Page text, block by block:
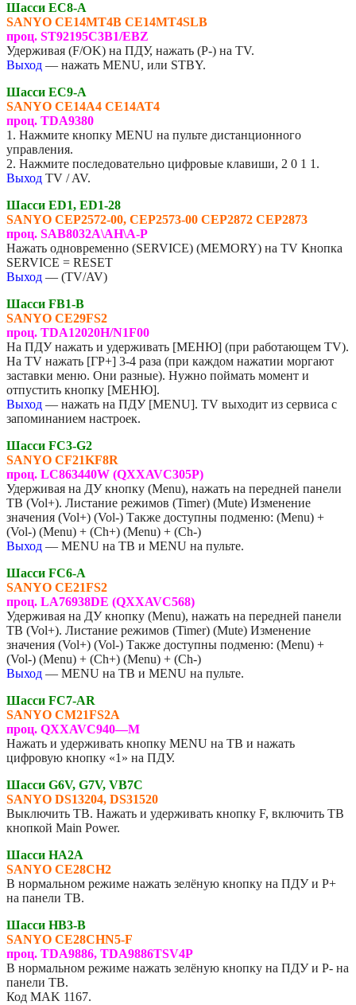
Шасси EC8-A
SANYO CE14MT4B CE14MT4SLB
проц. ST92195C3B1/EBZ
Удерживая (F/OK) на ПДУ, нажать (P-) на TV.
Выход — нажать MENU, или STBY.
Шасси EC9-A
SANYO CE14A4 CE14AT4
проц. TDA9380
1. Нажмите кнопку MENU на пульте дистанционного
управления.
2. Нажмите последовательно цифровые клавиши, 2 0 1 1.
Выход TV / AV.
Шасси ED1, ED1-28
SANYO CEP2572-00, CEP2573-00 CEP2872 CEP2873
проц. SAB8032A\AH\A-P
Нажать одновременно (SERVICE) (MEMORY) на TV Кнопка
SERVICE = RESET
Выход — (TV/AV)
Шасси FB1-B
SANYO CE29FS2
проц. TDA12020H/N1F00
На ПДУ нажать и удерживать [МЕНЮ] (при работающем TV).
На TV нажать [ГР+] 3-4 раза (при каждом нажатии моргают
заставки меню. Они разные). Нужно поймать момент и
отпустить кнопку [МЕНЮ].
Выход — нажать на ПДУ [MENU]. TV выходит из сервиса с
запоминанием настроек.
Шасси FC3-G2
SANYO CF21KF8R
проц. LC863440W (QXXAVC305P)
Удерживая на ДУ кнопку (Menu), нажать на передней панели
ТВ (Vol+). Листание режимов (Timer) (Mute) Изменение
значения (Vol+) (Vol-) Также доступны подменю: (Menu) +
(Vol-) (Menu) + (Ch+) (Menu) + (Ch-)
Выход — MENU на ТВ и MENU на пульте.
Шасси FC6-A
SANYO CE21FS2
проц. LA76938DE (QXXAVC568)
Удерживая на ДУ кнопку (Menu), нажать на передней панели
ТВ (Vol+). Листание режимов (Timer) (Mute) Изменение
значения (Vol+) (Vol-) Также доступны подменю: (Menu) +
(Vol-) (Menu) + (Ch+) (Menu) + (Ch-)
Выход — MENU на ТВ и MENU на пульте.
Шасси FC7-AR
SANYO CM21FS2A
проц. QXXAVC940—M
Нажать и удерживать кнопку MENU на ТВ и нажать
цифровую кнопку «1» на ПДУ.
Шасси G6V, G7V, VB7C
SANYO DS13204, DS31520
Выключить ТВ. Нажать и удерживать кнопку F, включить ТВ
кнопкой Main Power.
Шасси HA2A
SANYO CE28CH2
В нормальном режиме нажать зелёную кнопку на ПДУ и P+
на панели ТВ.
Шасси HB3-B
SANYO CE28CHN5-F
проц. TDA9886, TDA9886TSV4P
В нормальном режиме нажать зелёную кнопку на ПДУ и P- на
панели ТВ.
Код MAK 1167.